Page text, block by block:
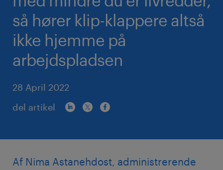
så hører klip-klappere altså
ikke hjemme på
arbejdspladsen
28 April 2022
del artikel
Af Nima Astanehdost, administrerende